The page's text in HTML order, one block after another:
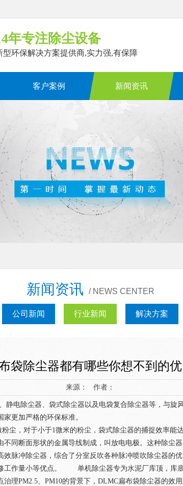
年专注除尘设备
型环保解决方案提供商,实力强,有保障
客户案例 新闻资讯
新闻资讯 / NEWS CENTER
公司新闻 行业新闻 解决方案
袋除尘器都有哪些你想不到的优
来源： 作者：
电除尘器、袋式除尘器以及电袋复合除尘器等，与
国家更加严格的环保标准。
，对于小于1微米的粉尘，袋式除尘器的捕捉效率能
同断面形状的金属导线制成，叫放电电极。这种除尘
脉冲除尘器，综合了分室反吹各种脉冲喷吹除尘器的
工作量小等优点。 单机除尘器专为水泥厂库顶，库
理PM2.5、PM10的背景下，DLMC扁布袋除尘器的效